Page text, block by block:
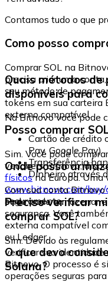
Contamos tudo o que
Como posso
Comprar SOL na
precisa criar uma
seu método de
tokens em sua carteira
externo compatível.
Quais métodos
disponíveis para
Na Bitnovo você pode
Cartão de crédito
Pay, Google Pay)
Transferência
Dinheiro através
Posso comprar
Sim. Você pode
vouchers Bitnovo,
físicosna Europa. Uma
www.bitnovo.com/buy/
seguramente.
Onde posso
Com sua conta
onde pode armazenar
segurança. Você
externa compatível
ou Ledger.
Preciso verificar
comprar SOL?
Sim. Devido às
verificar sua
Bitnovo. O processo é
operações seguras
O que devo
Solana?